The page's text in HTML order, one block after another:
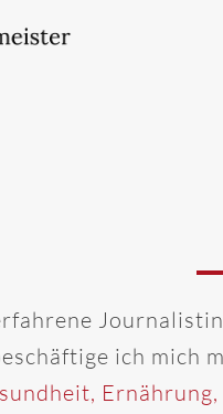
ich mich